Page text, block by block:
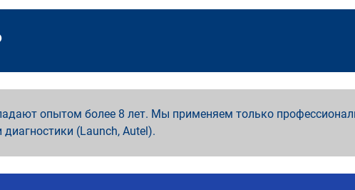
опытом более 8 лет. Мы применяем только
(Launch, Autel).